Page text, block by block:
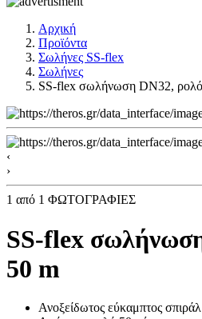
Αρχική
Προϊόντα
Σωλήνες SS-flex
Σωλήνες
SS-flex σωλήνωση DN32,
‹
›
1 από 1 ΦΩΤΟΓΡΑΦΙΕΣ
SS-flex
50 m
Ανοξείδωτος εύκαμπτος